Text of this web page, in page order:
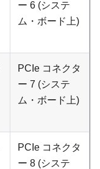
ー 6 (システ
ム・ボード上)
PCIe コネクタ
ー 7 (システ
ム・ボード上)
PCIe コネクタ
ー 8 (システ